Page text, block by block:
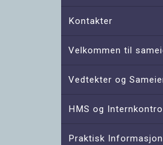
Kontakter
Velkommen til
Vedtekter og
HMS og
Praktisk Informasjon